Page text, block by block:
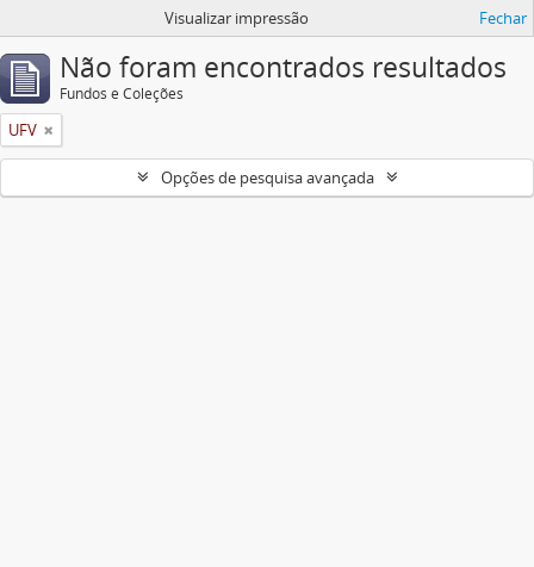
Visualizar impressão Fechar
Não foram encontrados resultados
Fundos e Coleções
UFV
Opções de pesquisa avançada